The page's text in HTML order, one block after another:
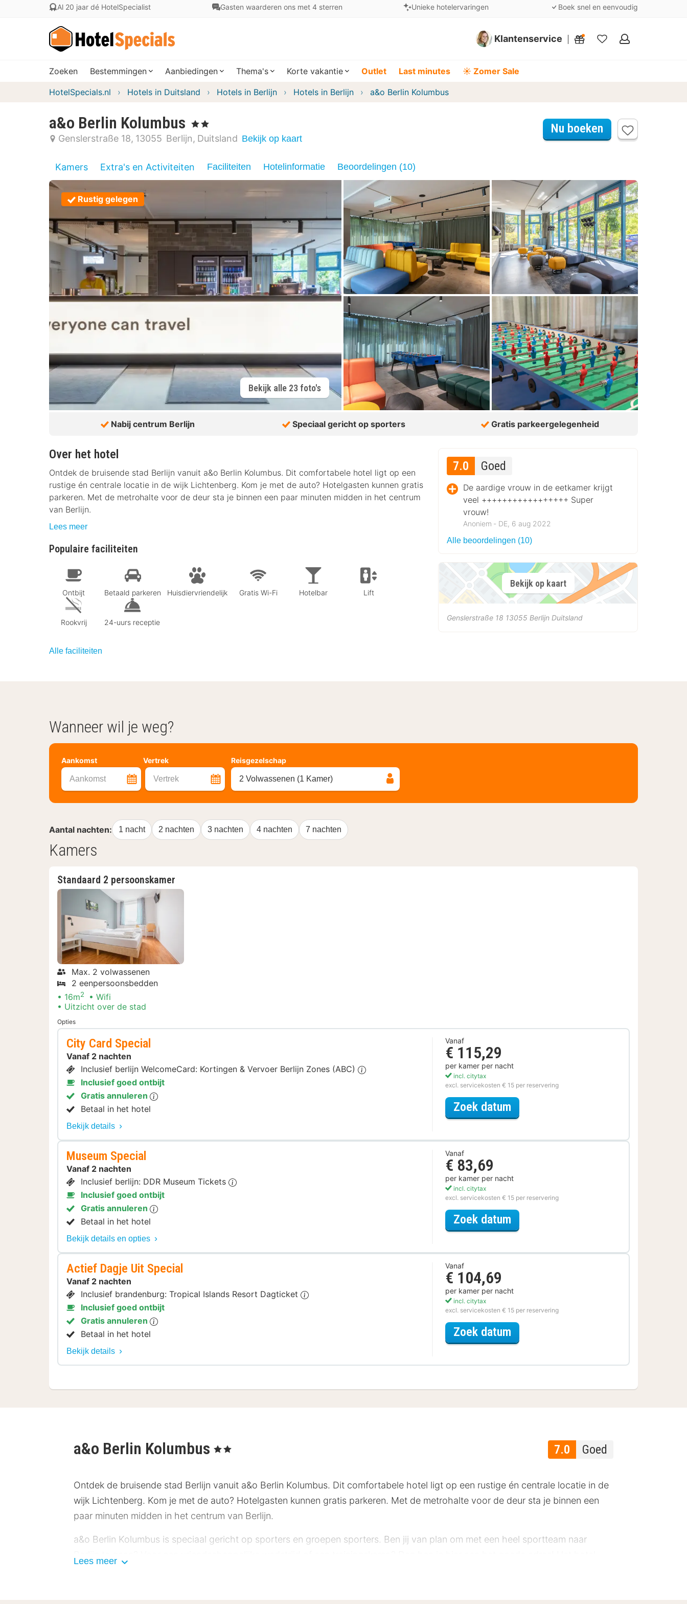
Al 20 jaar dé HotelSpecialist Gasten waarderen ons met 4 sterren Unieke hotelervaringen Boek snel en eenvoudig
Klantenservice
Mijn
Zoeken Bestemmingen Aanbiedingen Thema's Korte vakantie Outlet Last minutes ☀️ Zomer Sale
HotelSpecials.nl Hotels in Duitsland Hotels in Berlijn Hotels in Berlijn a&o Berlin Kolumbus
a&o Berlin Kolumbus , 2 Sterren
Genslerstraße 18 13055 Berlijn Duitsland Bekijk op kaart
Nu boeken
Kamers Extra's en Activiteiten Faciliteiten Hotelinformatie Beoordelingen (10)
Rustig gelegen
Bekijk alle 23 foto's
Nabij centrum Berlijn Speciaal gericht op sporters Gratis parkeergelegenheid
Over het hotel
Ontdek de bruisende stad Berlijn vanuit a&o Berlin Kolumbus. Dit comfortabele hotel ligt op een
rustige én centrale locatie in de wijk Lichtenberg. Kom je met de auto? Hotelgasten kunnen gratis
parkeren. Met de metrohalte voor de deur sta je binnen een paar minuten midden in het centrum
van Berlijn.
Lees meer
Populaire faciliteiten
Ontbijt Betaald parkeren Huisdiervriendelijk Gratis Wi-Fi Hotelbar Lift
Rookvrij 24-uurs receptie
Alle faciliteiten
7.0 Goed
De aardige vrouw in de eetkamer krijgt
veel +++++++++++++++++ Super
vrouw!
Anoniem ‐ DE, 6 aug 2022
Alle beoordelingen (10)
Bekijk op kaart
Genslerstraße 18 13055 Berlijn Duitsland
Wanneer wil je weg?
Aankomst Vertrek
Aankomst Vertrek
Reisgezelschap
2 Volwassenen (1 Kamer)
Aantal nachten: 1 nacht 2 nachten 3 nachten 4 nachten 7 nachten
Kamers
Standaard 2 persoonskamer
Max. 2 volwassenen
2 eenpersoonsbedden
16m2
Wifi
Uitzicht over de stad
Opties
City Card Special
Vanaf 2 nachten
Inclusief berlijn WelcomeCard: Kortingen & Vervoer Berlijn Zones (ABC)
Inclusief goed ontbijt
Gratis annuleren
Betaal in het hotel
Bekijk details
Vanaf
€ 115,29
per kamer per nacht
incl. citytax
excl. servicekosten € 15 per reservering
Zoek datum
Museum Special
Vanaf 2 nachten
Inclusief berlijn: DDR Museum Tickets
Inclusief goed ontbijt
Gratis annuleren
Betaal in het hotel
Bekijk details en opties
Vanaf
€ 83,69
per kamer per nacht
incl. citytax
excl. servicekosten € 15 per reservering
Zoek datum
Actief Dagje Uit Special
Vanaf 2 nachten
Inclusief brandenburg: Tropical Islands Resort Dagticket
Inclusief goed ontbijt
Gratis annuleren
Betaal in het hotel
Bekijk details
Vanaf
€ 104,69
per kamer per nacht
incl. citytax
excl. servicekosten € 15 per reservering
Zoek datum
7.0 Goed
a&o Berlin Kolumbus , 2 Sterren
Ontdek de bruisende stad Berlijn vanuit a&o Berlin Kolumbus. Dit comfortabele hotel ligt op een rustige én centrale locatie in de
wijk Lichtenberg. Kom je met de auto? Hotelgasten kunnen gratis parkeren. Met de metrohalte voor de deur sta je binnen een
paar minuten midden in het centrum van Berlijn.
a&o Berlin Kolumbus is speciaal gericht op sporters en groepen sporters. Ben jij van plan om met een heel sportteam naar
Lees meer